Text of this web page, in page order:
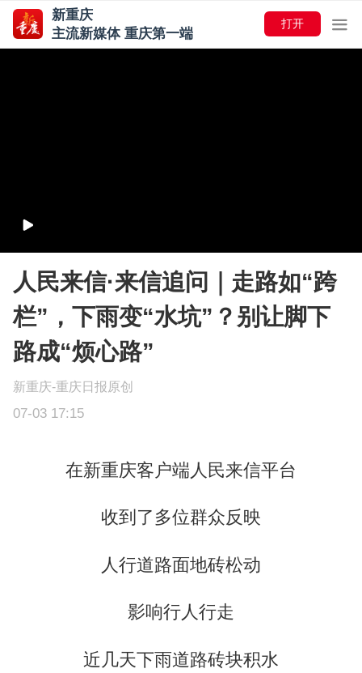
新重庆
主流新媒体 重庆第一端
打开
人民来信·来信追问｜走路如“跨
栏”，下雨变“水坑”？别让脚下
路成“烦心路”
新重庆-重庆日报原创
07-03 17:15
在新重庆客户端人民来信平台
收到了多位群众反映
人行道路面地砖松动
影响行人行走
近几天下雨道路砖块积水